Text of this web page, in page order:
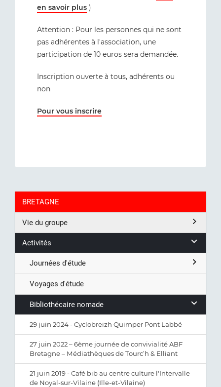
en savoir plus )
Attention : Pour les personnes qui ne sont
pas adhérentes à l'association, une
participation de 10 euros sera demandée.
Inscription ouverte à tous, adhérents ou
non
Pour vous inscrire
BRETAGNE
Vie du groupe
Activités
Journées d'étude
Voyages d'étude
Bibliothécaire nomade
29 juin 2024 - Cyclobreizh Quimper Pont Labbé
27 juin 2022 – 6ème journée de convivialité ABF
Bretagne – Médiathèques de Tourc’h & Elliant
21 juin 2019 - Café bib au centre culture l'Intervalle
de Noyal-sur-Vilaine (Ille-et-Vilaine)